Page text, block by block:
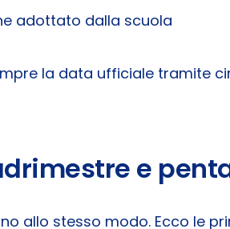
adottato dalla scuola
la data ufficiale tramite
e
allo stesso modo. Ecco le